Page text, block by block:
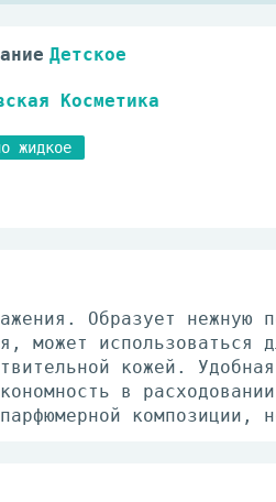
Детское
Косметика
жидкое
Образует нежную
может
кожей.
в
композиции,